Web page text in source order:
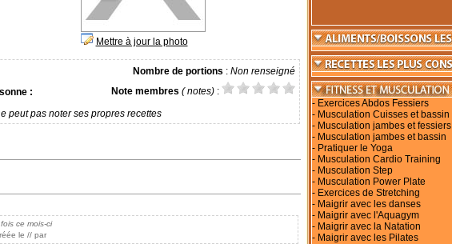
Mettre à jour la photo
Nombre de portions : Non renseigné
:
Note membres ( notes):
peut pas noter ses propres recettes
ce mois-ci
le // par
- Exercices Abdos Fessiers
- Musculation Cuisses et bassin
- Musculation jambes et fessiers
- Musculation jambes et bassin
- Pratiquer le Yoga
- Musculation Cardio Training
- Musculation Step
- Musculation Power Plate
- Exercices de Stretching
- Maigrir avec les danses
- Maigrir avec l'Aquagym
- Maigrir avec la Natation
- Maigrir avec les Pilates